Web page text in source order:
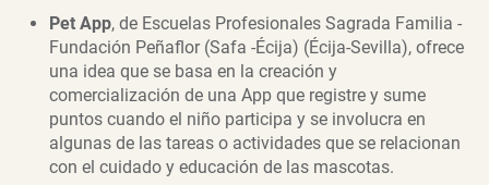
Pet App, de Escuelas Profesionales Sagrada Familia -
Fundación Peñaflor (Safa -Écija) (Écija-Sevilla), ofrece
una idea que se basa en la creación y
comercialización de una App que registre y sume
puntos cuando el niño participa y se involucra en
algunas de las tareas o actividades que se relacionan
con el cuidado y educación de las mascotas.